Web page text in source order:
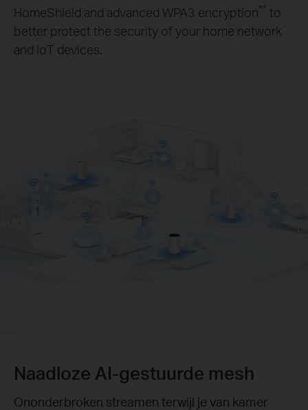
HomeShield and advanced WPA3 encryption** to
better protect the security of your home network
and IoT devices.
Naadloze AI-gestuurde mesh
Ononderbroken streamen terwijl je van kamer